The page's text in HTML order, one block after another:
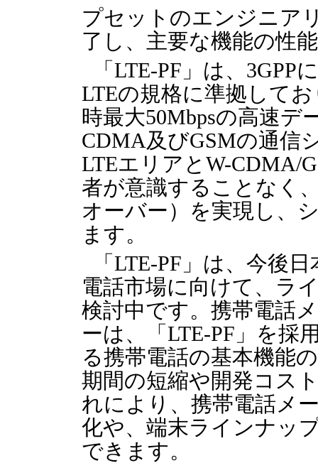
プセットのエンジニア
了し、主要な機能の性
「LTE-PF」は、
LTEの規格に準拠して
時最大50Mbpsの高速デ
CDMA及びGSMの通信
LTEエリアとW-CDMA/
者が意識することなく
オーバー）を実現し、
ます。
「LTE-PF」は、今後
電話市場に向けて、ラ
検討中です。携帯電話
ーは、「LTE-PF」を採
る携帯電話の基本機能
期間の短縮や開発コス
れにより、携帯電話メ
化や、端末ラインナッ
できます。